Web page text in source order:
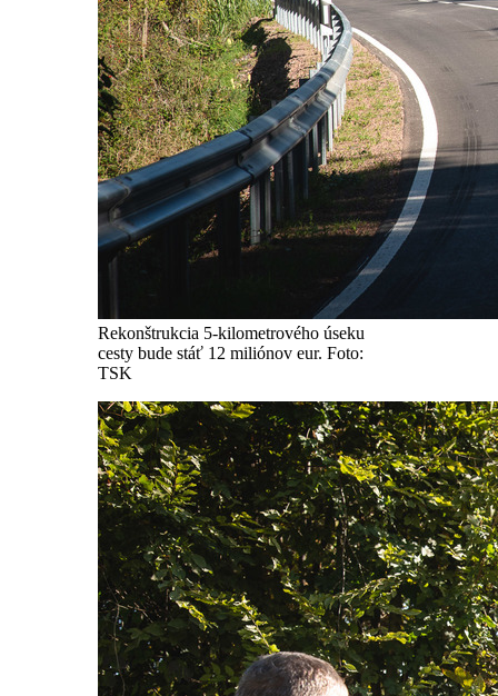
Rekonštrukcia 5-kilometrového úseku
cesty bude stáť 12 miliónov eur. Foto:
TSK